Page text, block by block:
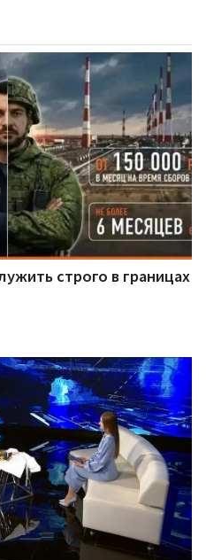
строго в границах